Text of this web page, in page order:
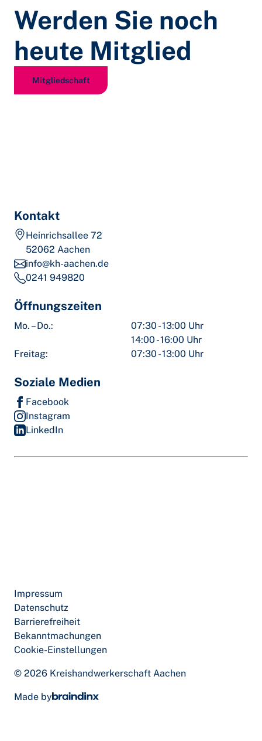
Werden Sie noch
heute Mitglied
Mitgliedschaft
Kontakt
Heinrichsallee 72
52062 Aachen
info@kh-aachen.de
0241 949820
Öffnungszeiten
Mo. – Do.:
07:30 - 13:00 Uhr
14:00 - 16:00 Uhr
Freitag:
07:30 - 13:00 Uhr
Soziale Medien
Facebook
Instagram
LinkedIn
© 2026 Kreishandwerkerschaft Aachen
Made by
Impressum
Datenschutz
Barrierefreiheit
Bekanntmachungen
Cookie-Einstellungen